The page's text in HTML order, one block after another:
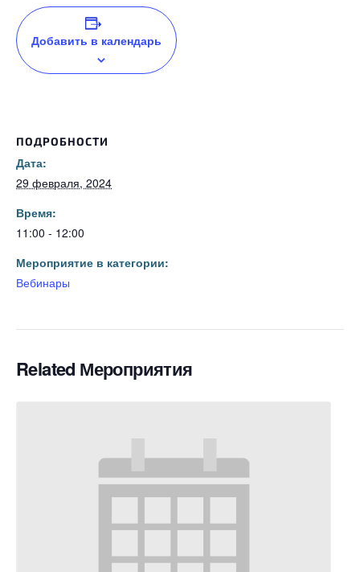
Добавить в календарь
ПОДРОБНОСТИ
Дата:
29 февраля, 2024
Время:
11:00 - 12:00
Мероприятие в категории:
Вебинары
Related Мероприятия